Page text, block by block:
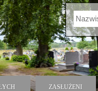
ZASŁUŻENI